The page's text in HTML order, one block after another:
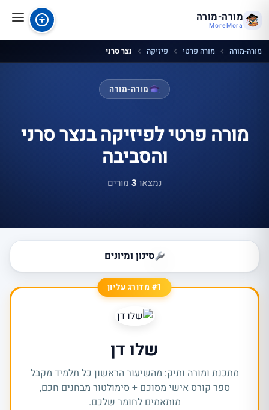
מורה-מורה
MoreMora
מורה-מורה מורה פרטי פיזיקה נצר סרני
מורה-מורה
מורה פרטי לפיזיקה בנצר סרני
והסביבה
נמצאו 3 מורים
סינון ומיונים
#1 מדורג עליון
שלו דן
מתכנת ומורה ותיק: מהשיעור הראשון כל תלמיד מקבל
ספר קורס אישי מסוכם + סימולטור מבחנים חכם,
מותאמים לחומר שלכם.